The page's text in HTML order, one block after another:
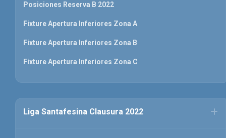
Posiciones Reserva B 2022
Fixture Apertura Inferiores Zona A
Fixture Apertura Inferiores Zona B
Fixture Apertura Inferiores Zona C
Liga Santafesina Clausura 2022